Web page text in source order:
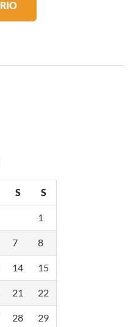
S S
1
7 8
14 15
21 22
28 29